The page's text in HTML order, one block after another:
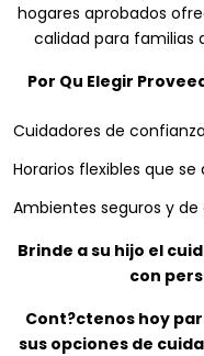
hogares aprobados
calidad para familias
Por Qu Elegir
Cuidadores de
Horarios flexibles que
Ambientes seguros y
Brinde a su hijo el
con
Cont?ctenos hoy
sus opciones de